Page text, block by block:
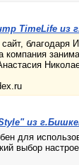
TimeLife из
благодаря
компания
из
для
выбор